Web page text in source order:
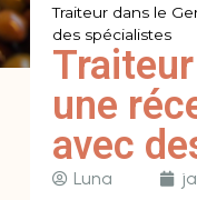
Traiteur dans le
des spécialistes
une
avec
Luna